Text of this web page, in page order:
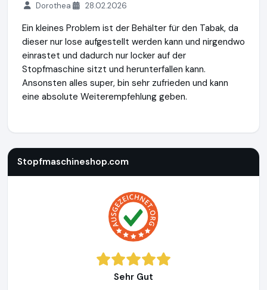
Dorothea 28.02.2026
Ein kleines Problem ist der Behälter für den Tabak, da
dieser nur lose aufgestellt werden kann und nirgendwo
einrastet und dadurch nur locker auf der
Stopfmaschine sitzt und herunterfallen kann.
Ansonsten alles super, bin sehr zufrieden und kann
eine absolute Weiterempfehlung geben.
Stopfmaschineshop.com
Sehr Gut